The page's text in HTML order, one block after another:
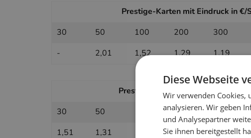
Prestige-Karten mit Eindruck in €/
30
50 100 200 300
-
2,01 1,52 1,29 1,19
Prestige-Karten ohne Eindruck in €/
30
50 200 300
1,51
1,31 1,01 0,97
Diese Webseite
Wir verwenden Cookies,
analysieren. Wir geben
und Analysepartner
Sie ihnen bereitgestellt